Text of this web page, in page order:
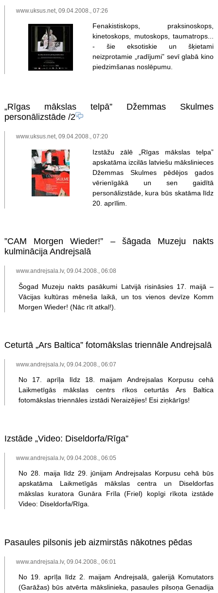
www.uksus.net, 09.04.2008., 07:26
Fenakistiskops, praksinoskops,
kinetoskops, mutoskops, taumatrops...
- šie eksotiskie un šķietami
neizprotamie „radījumi” sevī glabā kino
piedzimšanas noslēpumu.
„Rīgas mākslas telpā” Džemmas Skulmes
personālizstāde/2
www.uksus.net, 09.04.2008., 07:20
Izstāžu zālē „Rīgas mākslas telpa”
apskatāma izcilās latviešu mākslinieces
Džemmas Skulmes pēdējos gados
vērienīgākā un sen gaidītā
personālizstāde, kura būs skatāma līdz
20. aprīlim.
”CAM Morgen Wieder!” – šāgada Muzeju nakts
kulminācija Andrejsalā
www.andrejsala.lv, 09.04.2008., 06:08
Šogad Muzeju nakts pasākumi Latvijā risināsies 17. maijā –
Vācijas kultūras mēneša laikā, un tos vienos devīze Komm
Morgen Wieder! (Nāc rīt atkal!).
Ceturtā „Ars Baltica” fotomākslas triennāle Andrejsalā
www.andrejsala.lv, 09.04.2008., 06:07
No 17. aprīļa līdz 18. maijam Andrejsalas Korpusu cehā
Laikmetīgās mākslas centrs rīkos ceturtās Ars Baltica
fotomākslas triennāles izstādi Neraizējies! Esi ziņkārīgs!
Izstāde „Video: Diseldorfa/Rīga”
www.andrejsala.lv, 09.04.2008., 06:05
No 28. maija līdz 29. jūnijam Andrejsalas Korpusu cehā būs
apskatāma Laikmetīgās mākslas centra un Diseldorfas
mākslas kuratora Gunāra Frīla (Friel) kopīgi rīkota izstāde
Video: Diseldorfa/Rīga.
Pasaules pilsonis jeb aizmirstās nākotnes pēdas
www.andrejsala.lv, 09.04.2008., 06:01
No 19. aprīļa līdz 2. maijam Andrejsalā, galerijā Komutators
(Garāžas) būs atvērta mākslinieka, pasaules pilsoņa Genadija